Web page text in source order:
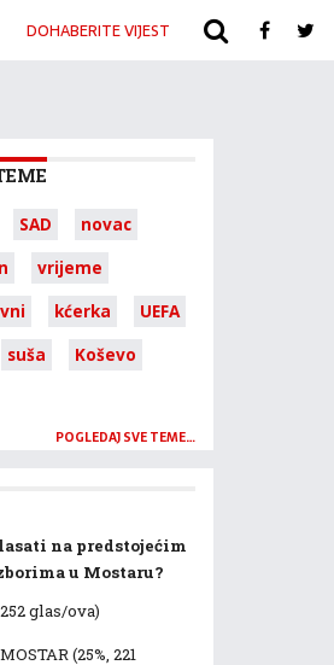
DOHABERITE VIJEST ARHIVA
SAD
novac
vrijeme
kćerka
UEFA
suša
Koševo
POGLEDAJ SVE TEME…
na predstojećim
u Mostaru?
glas/ova)
(25%, 221